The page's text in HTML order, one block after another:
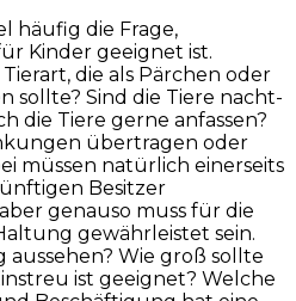
häufig die Frage,
Kinder geeignet ist.
die als Pärchen oder
sollte? Sind die Tiere nacht-
die Tiere gerne anfassen?
übertragen oder
müssen natürlich einerseits
Besitzer
genauso muss für die
gewährleistet sein.
Wie groß sollte
ist geeignet? Welche